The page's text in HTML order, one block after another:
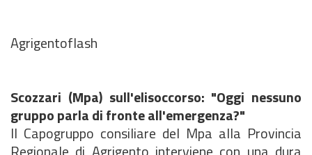
Agrigentoflash
Scozzari (Mpa) sull'elisoccorso: "Oggi nessuno
gruppo parla di fronte all'emergenza?"
Il Capogruppo consiliare del Mpa alla Provincia